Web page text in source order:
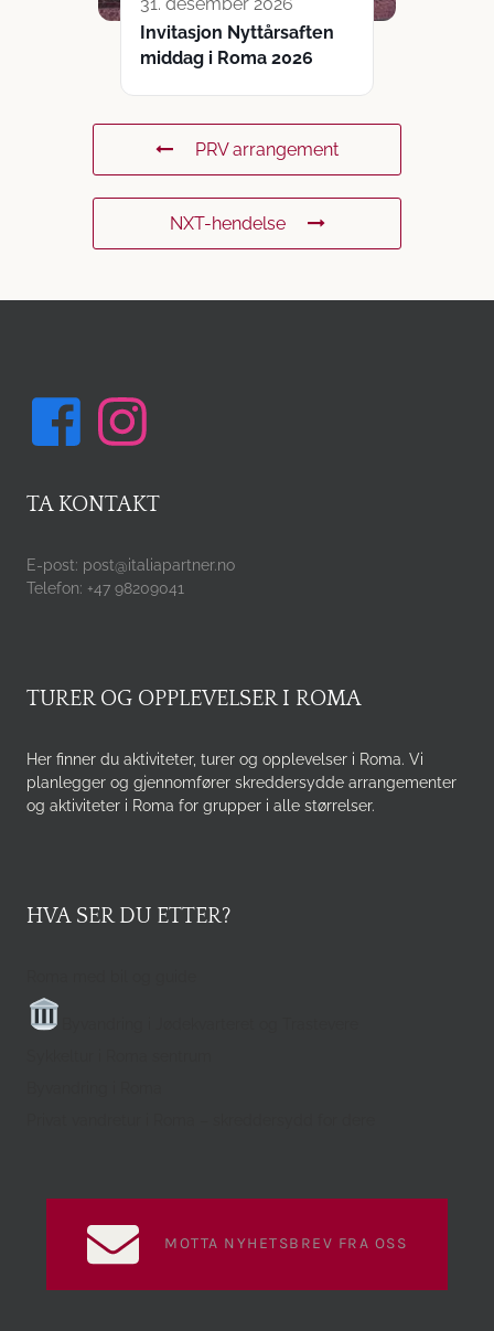
Invitasjon Nyttårsaften
middag i Roma 2026
PRV arrangement
NXT-hendelse
TA KONTAKT
E-post: post@italiapartner.no
Telefon: +47 98209041
TURER OG OPPLEVELSER I ROMA
Her finner du aktiviteter, turer og opplevelser i Roma. Vi
planlegger og gjennomfører skreddersydde arrangementer
og aktiviteter i Roma for grupper i alle størrelser.
HVA SER DU ETTER?
MOTTA NYHETSBREV FRA OSS